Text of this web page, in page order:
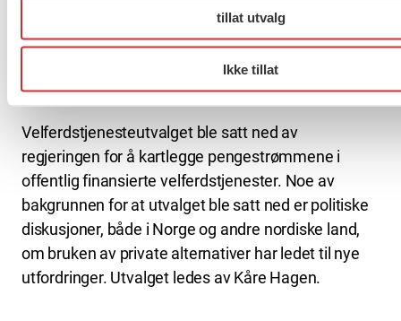
tillat utvalg
Ikke tillat
forhandlede arbeidstidsordninger, nødvendigheten
av å styrke partssamarbeidet, den faglig dialog og
tjenesteutviklingen, samt alternativer til
anbudskonkurranse.
Velferdstjenesteutvalget ble satt ned av
regjeringen for å kartlegge pengestrømmene i
offentlig finansierte velferdstjenester. Noe av
bakgrunnen for at utvalget ble satt ned er politiske
diskusjoner, både i Norge og andre nordiske land,
om bruken av private alternativer har ledet til nye
utfordringer. Utvalget ledes av Kåre Hagen.